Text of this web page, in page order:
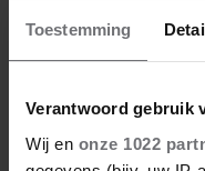
Toestemming
Verantwoord gebruik
Wij en onze 1022